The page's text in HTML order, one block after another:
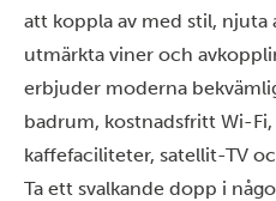
att koppla av med stil, njuta
utmärkta viner och
erbjuder moderna
badrum, kostnadsfritt Wi-
kaffefaciliteter, satellit-TV
Ta ett svalkande dopp i